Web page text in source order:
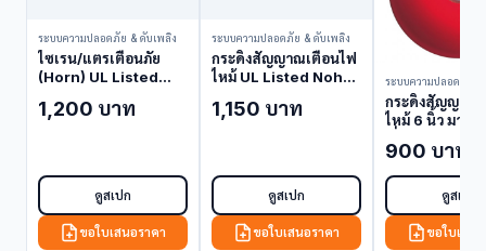
ระบบความปลอดภัย & ดับเพลิง
ไซเรน/แตรเตือนภัย
(Horn) UL Listed
(Siren)
1,200 บาท
ดูสเปก
ขอใบเสนอราคา
ระบบความปลอดภัย & ดับเพลิง
กระดิ่งสัญญาณเตือนไฟ
ไหม้ UL Listed Nohmi
Bell)
1,150 บาท
ดูสเปก
ขอใบเสนอราคา
ระบบความปลอดภัย &
กระดิ่งสัญญาณ
ไหม้ 6 นิ้ว มาตร
FBMJ001
Bell)
900 บาท
ดูสเปก
ขอใบเสน